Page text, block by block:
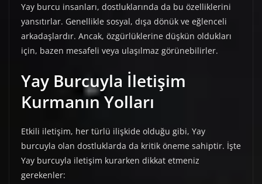
Yay burcu insanları, dostluklarında da bu özelliklerini
yansıtırlar. Genellikle sosyal, dışa dönük ve eğlenceli
arkadaşlardır. Ancak, özgürlüklerine düşkün oldukları
için, bazen mesafeli veya ulaşılmaz görünebilirler.
Yay Burcuyla İletişim
Kurmanın Yolları
Etkili iletişim, her türlü ilişkide olduğu gibi, Yay
burcuyla olan dostluklarda da kritik öneme sahiptir. İşte
Yay burcuyla iletişim kurarken dikkat etmeniz
gerekenler: